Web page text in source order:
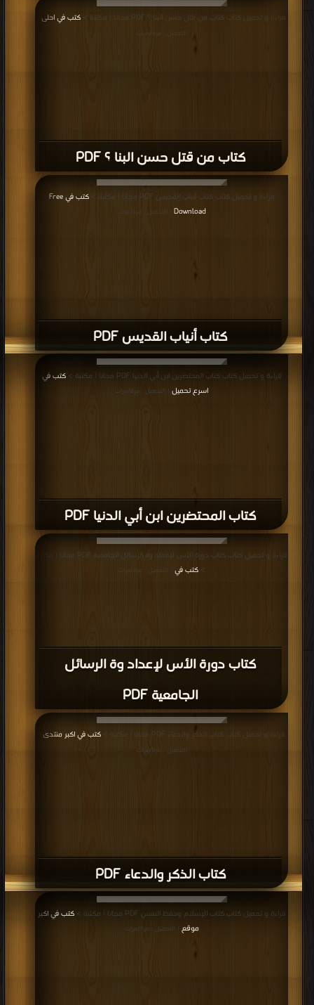
كتاب من قتل حسن البنا ؟ PDF
قراءة و تحميل كتاب كتاب من قتل حسن البنا ؟ PDF مجانا | مكتبة > كتب في احلى
التحميل : مرة/مرات
كتاب أنياب القديس PDF
قراءة و تحميل كتاب كتاب أنياب القديس PDF مجانا | مكتبة >
كتب في Free
Download | التحميل : مرة/مرات
كتاب المحتضرين ابن أبي الدنيا PDF
قراءة و تحميل كتاب كتاب المحتضرين ابن أبي الدنيا PDF مجانا | مكتبة >
كتب في
اسرع تحميل
| التحميل : مرة/مرات
كتاب دورة الأس لإعداد وة الرسائل
الجامعية PDF
قراءة و تحميل كتاب كتاب دورة الأس لإعداد وة الرسائل الجامعية PDF مجانا | مكتبة
> كتب في | التحميل : مرة/مرات
كتاب الذكر والدعاء PDF
قراءة و تحميل كتاب كتاب الذكر والدعاء PDF مجانا | مكتبة > كتب في اكبر منتدى
التحميل : مرة/مرات
قراءة و تحميل كتاب كتاب الإسلام وحفظ النفس PDF مجانا | مكتبة >
كتب في اكبر
موقع
| التحميل : مرة/مرات